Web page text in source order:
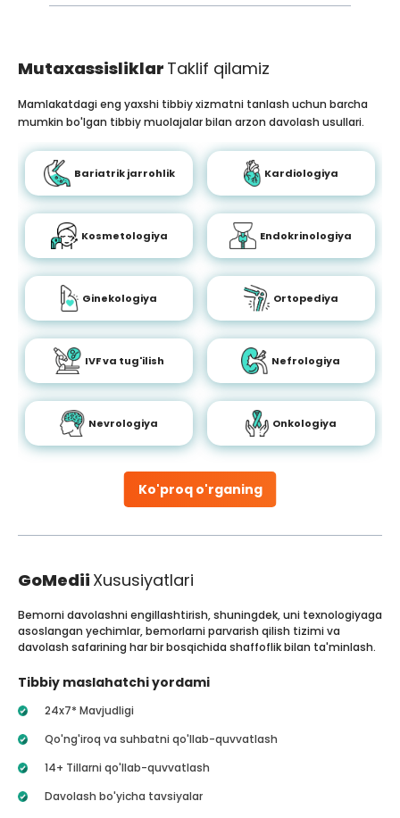
Mutaxassisliklar Taklif qilamiz
Ko'proq o'rganing
Mamlakatdagi eng yaxshi tibbiy xizmatni tanlash uchun barcha
mumkin bo'lgan tibbiy muolajalar bilan arzon davolash usullari.
Bariatrik jarrohlik Kardiologiya
Kosmetologiya Endokrinologiya
Ginekologiya Ortopediya
IVF va tug'ilish Nefrologiya
Nevrologiya Onkologiya
GoMedii Xususiyatlari
Bemorni davolashni engillashtirish, shuningdek, uni texnologiyaga
asoslangan yechimlar, bemorlarni parvarish qilish tizimi va
davolash safarining har bir bosqichida shaffoflik bilan ta'minlash.
Tibbiy maslahatchi yordami
24x7* Mavjudligi
Qo'ng'iroq va suhbatni qo'llab-quvvatlash
14+ Tillarni qo'llab-quvvatlash
Davolash bo'yicha tavsiyalar